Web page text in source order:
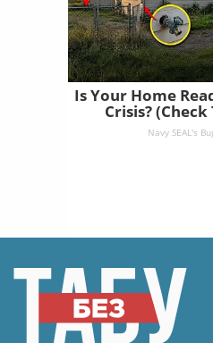
Is Your Home
Crisis?
Navy SEAL's